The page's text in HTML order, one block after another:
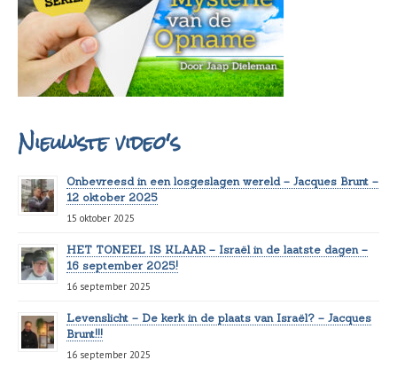
Nieuwste video's
Onbevreesd in een losgeslagen wereld – Jacques Brunt –
12 oktober 2025
15 oktober 2025
HET TONEEL IS KLAAR – Israël in de laatste dagen –
16 september 2025!
16 september 2025
Levenslicht – De kerk in de plaats van Israël? – Jacques
Brunt!!!
16 september 2025